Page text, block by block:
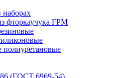
наборах
фторкаучука FPM
(ГОСТ 6969-54)